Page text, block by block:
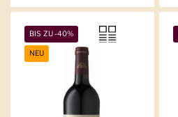
BIS ZU -40%
NEU